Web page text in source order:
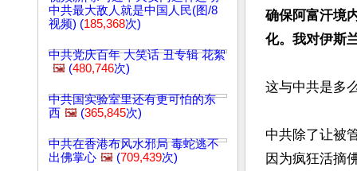
中共最大敌人就是中国人民(图/8
视频) (185,368次)
中共党庆百年 大笑话 丑专辑 花絮
🖼️ (480,746次)
中共国实验室里还有更可怕的东
西 🖼️ (365,845次)
中共在香港布风水邪局 毒蛇逃不
出佛掌心 🖼️ (709,439次)
确保阿富汗境
化。我对伊斯
这与中共是多
中共除了让被
因为疯狂活摘